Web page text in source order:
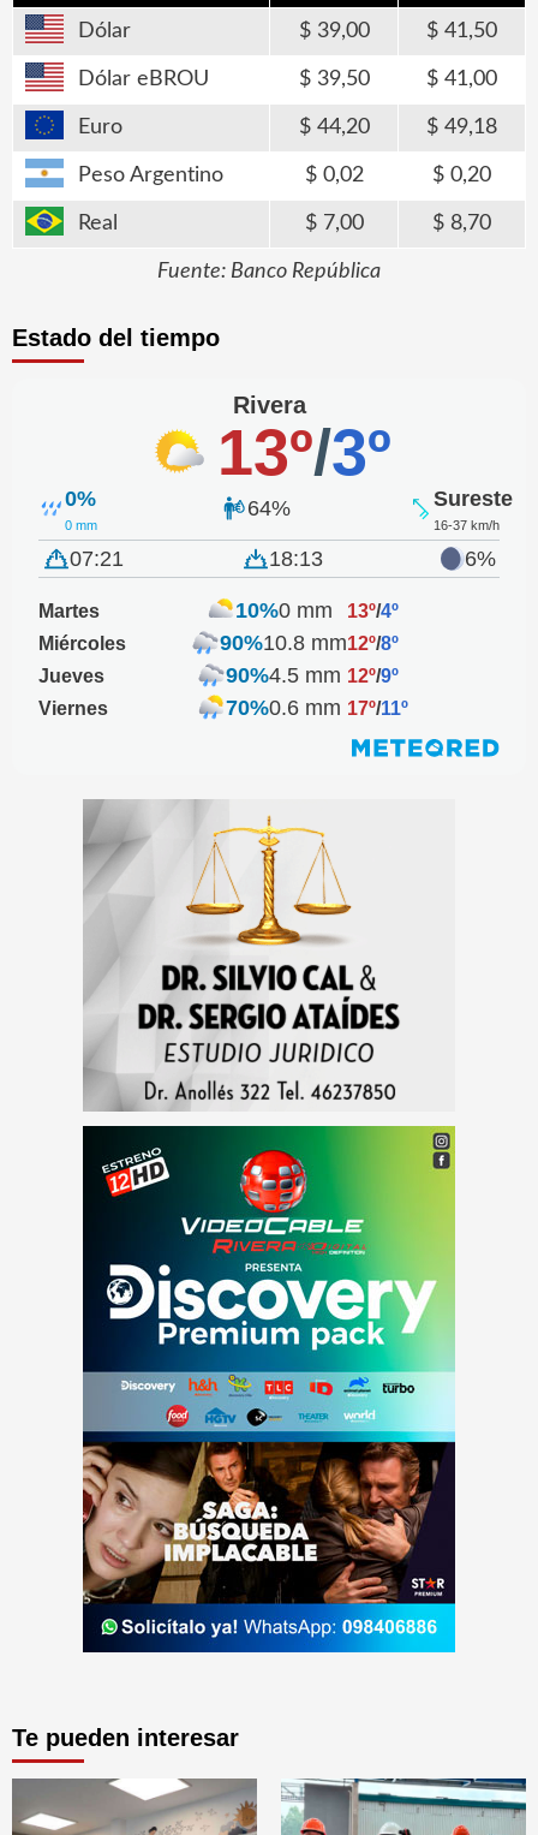
Dólar 39,00 41,50
Dólar eBROU 39,50 41,00
Euro 44,20 49,18
Peso Argentino 0,02 0,20
Real 7,00 8,70
Fuente: Banco República
Estado del tiempo
Rivera
13º/3º
0%
0 mm
64% Sureste
16-37 km/h
07:21 18:13 6%
Martes 10%0 mm 13º/4º
Miércoles
90%10.8 mm12º/8º
Jueves
90%4.5 mm 12º/9º
Viernes
70%0.6 mm 17º/11º
Te pueden interesar